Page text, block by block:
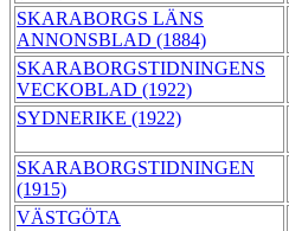
SKARABORGS LÄNS
ANNONSBLAD (1884)
SKARABORGSTIDNINGENS
VECKOBLAD (1922)
SYDNERIKE (1922)
SKARABORGSTIDNINGEN
(1915)
VÄSTGÖTA